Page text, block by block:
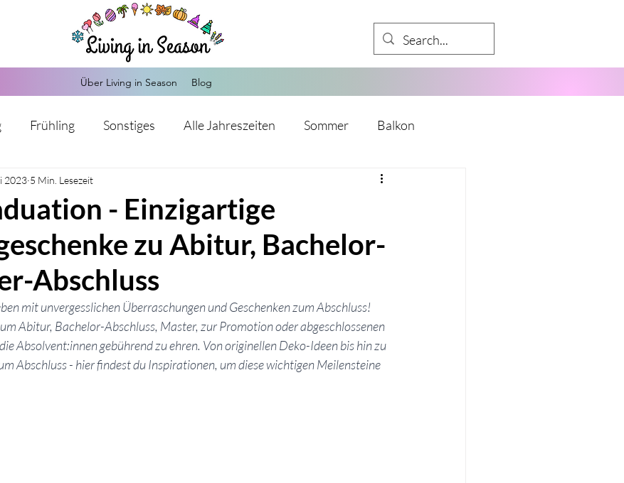
Über Living in Season Blog
Frühling Sonstiges Alle Jahreszeiten Sommer Balkon
Weihnachten Babyparty
Hochzeit Sankt Martin Adventskalender
Hochzeit Einschulung
- Einzigartige
zu Abitur, Bachelor-
Abschluss
2023 5 Min. Lesezeit
mit unvergesslichen Überraschungen und Geschenken zum Abschluss!
Abitur, Bachelor-Abschluss, Master, zur Promotion oder abgeschlossenen
Absolvent:innen gebührend zu ehren. Von originellen Deko-Ideen bis hin zu
Abschluss - hier findest du Inspirationen, um diese wichtigen Meilensteine